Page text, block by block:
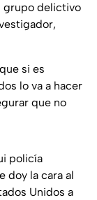
grupo delictivo
si es
lo va a hacer
que no
policía
doy la cara al
Unidos a